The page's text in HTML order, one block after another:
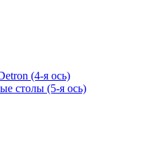
(4-я ось)
столы (5-я ось)